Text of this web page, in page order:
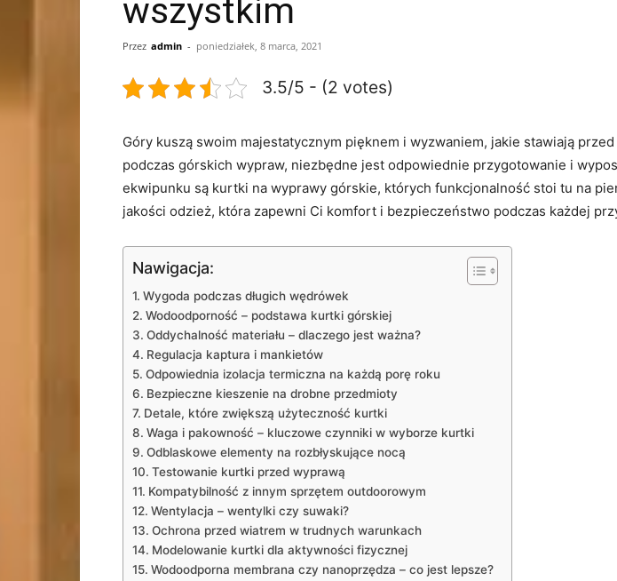
wszystkim
Przez admin - poniedziałek, 8 marca, 2021
3.5/5 - (2 votes)
Góry kuszą⁤ swoim majestatycznym pięknem ‍i wyzwaniem, jakie stawiają
podczas⁣ górskich wypraw, niezbędne jest odpowiednie⁣ przygotowanie i
ekwipunku są kurtki ‌na wyprawy górskie, których funkcjonalność⁣ stoi tu na
⁢jakości odzież, która zapewni‍ Ci komfort i bezpieczeństwo⁤ podczas każdej
Nawigacja:
Wygoda podczas długich wędrówek
Wodoodporność – podstawa kurtki górskiej
Oddychalność materiału – dlaczego‍ jest ⁢ważna?
Regulacja kaptura i mankietów
Odpowiednia izolacja termiczna na każdą porę‍ roku
Bezpieczne kieszenie⁣ na ​drobne przedmioty
Detale, które zwiększą użyteczność kurtki
Waga i pakowność – kluczowe czynniki w wyborze kurtki
Odblaskowe elementy ⁣na rozbłyskujące nocą
Testowanie kurtki ⁤przed wyprawą
Kompatybilność z innym sprzętem outdoorowym
Wentylacja – wentylki czy suwaki?
Ochrona przed wiatrem w trudnych warunkach
Modelowanie kurtki ‍dla aktywności fizycznej
Wodoodporna membrana czy nanoprzędza – co jest lepsze?